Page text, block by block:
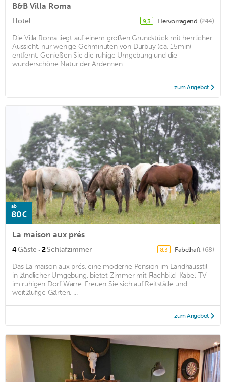
B&B Villa Roma
Hotel 9,3 Hervorragend (244)
Die Villa Roma liegt auf einem großen Grundstück mit herrlicher
Aussicht, nur wenige Gehminuten von Durbuy (ca. 15min)
entfernt. Genießen Sie die ruhige Umgebung und die
wunderschöne Natur der Ardennen. ...
zum Angebot
ab
80€
La maison aux prés
4Gäste · 2Schlafzimmer 8,3 Fabelhaft (68)
Das La maison aux prés, eine moderne Pension im Landhausstil
in ländlicher Umgebung, bietet Zimmer mit Flachbild-Kabel-TV
im ruhigen Dorf Warre. Freuen Sie sich auf Reitställe und
weitläufige Gärten. ...
zum Angebot